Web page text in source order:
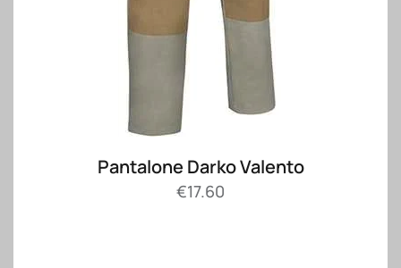
Pantalone Darko Valento
€17.60